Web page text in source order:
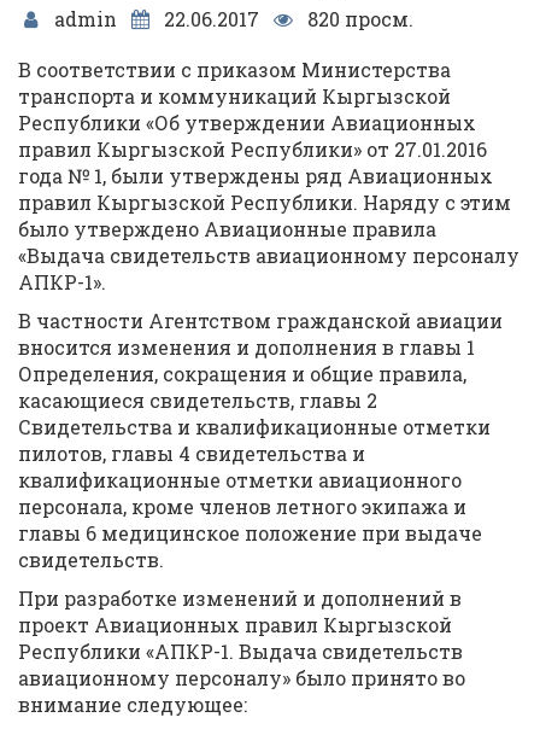
admin 22.06.2017
820 просм.
В соответствии с приказом Министерства
транспорта и коммуникаций Кыргызской
Республики «Об утверждении Авиационных
правил Кыргызской Республики» от 27.01.2016
года № 1, были утверждены ряд Авиационных
правил Кыргызской Республики. Наряду с этим
было утверждено Авиационные правила
«Выдача свидетельств авиационному персоналу
АПКР-1».
В частности Агентством гражданской авиации
вносится изменения и дополнения в главы 1
Определения, сокращения и общие правила,
касающиеся свидетельств, главы 2
Свидетельства и квалификационные отметки
пилотов, главы 4 свидетельства и
квалификационные отметки авиационного
персонала, кроме членов летного экипажа и
главы 6 медицинское положение при выдаче
свидетельств.
При разработке изменений и дополнений в
проект Авиационных правил Кыргызской
Республики «АПКР-1. Выдача свидетельств
авиационному персоналу» было принято во
внимание следующее: